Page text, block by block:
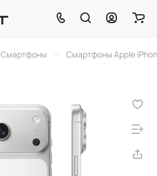
Смартфоны – Смартфоны Apple